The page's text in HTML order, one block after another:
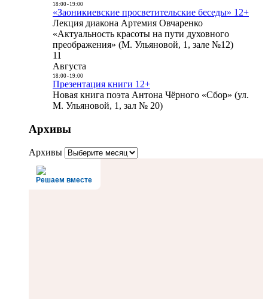
18:00- 19:00
«Заоникиевские просветительские беседы» 12+
Лекция диакона Артемия Овчаренко
«Актуальность красоты на пути духовного
преображения» (М. Ульяновой, 1, зале №12)
11
Августа
18:00- 19:00
Презентация книги 12+
Новая книга поэта Антона Чёрного «Сбор» (ул.
М. Ульяновой, 1, зал № 20)
Архивы
Архивы
Решаем вместе